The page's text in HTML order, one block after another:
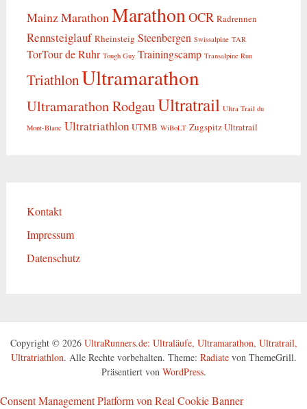
Mainz MarathonMarathonOCR Radrennen
Rennsteiglauf Rheinsteig Steenbergen Swissalpine TAR
TorTour de Ruhr Tough Guy Trainingscamp Transalpine Run
TriathlonUltramarathon
Ultramarathon RodgauUltratrail Ultra Trail du
Mont-Blanc Ultratriathlon UTMB WiBoLT Zugspitz Ultratrail
Kontakt
Impressum
Datenschutz
Copyright © 2026 UltraRunners.de: Ultraläufe, Ultramarathon, Ultratrail,
Ultratriathlon. Alle Rechte vorbehalten. Theme: Radiatevon ThemeGrill.
Präsentiert von WordPress.
Consent Management Platform von Real Cookie Banner